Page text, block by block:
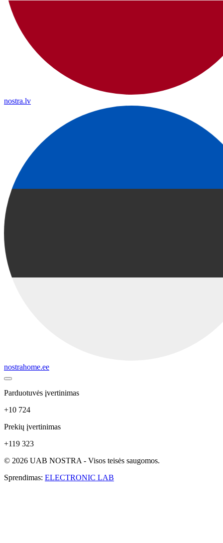
nostra.lv
nostrahome.ee
Parduotuvės įvertinimas
+10 724
Prekių įvertinimas
+119 323
© 2026 UAB NOSTRA - Visos teisės saugomos.
Sprendimas: ELECTRONIC LAB